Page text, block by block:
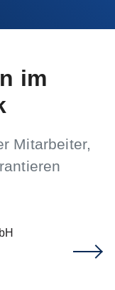
im
Mitarbeiter,